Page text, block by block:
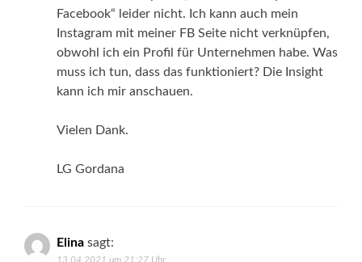
Facebook“ leider nicht. Ich kann auch mein
Instagram mit meiner FB Seite nicht verknüpfen,
obwohl ich ein Profil für Unternehmen habe. Was
muss ich tun, dass das funktioniert? Die Insight
kann ich mir anschauen.
Vielen Dank.
LG Gordana
Elina sagt:
13.04.2021 um 21:27 Uhr